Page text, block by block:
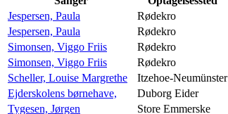
Jespersen, Paula
Rødekro
Jespersen, Paula
Rødekro
Simonsen, Viggo Friis
Rødekro
Simonsen, Viggo Friis
Rødekro
Scheller, Louise Margrethe
Itzehoe-Neumünster
Ejderskolens børnehave,
Duborg Eider
Tygesen, Jørgen
Store Emmerske